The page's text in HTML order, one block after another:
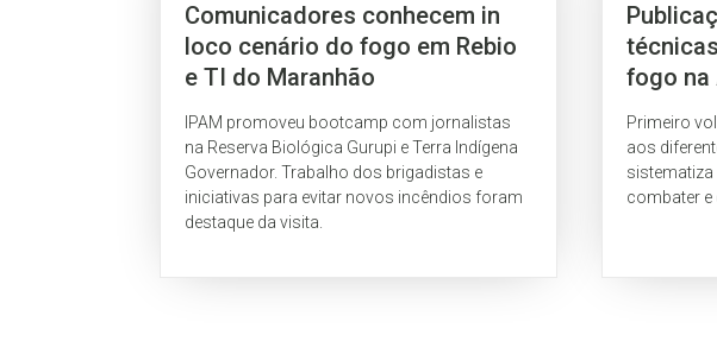
Comunicadores conhecem in
loco cenário do fogo em Rebio
e TI do Maranhão
IPAM promoveu bootcamp com jornalistas
na Reserva Biológica Gurupi e Terra Indígena
Governador. Trabalho dos brigadistas e
iniciativas para evitar novos incêndios foram
destaque da visita.
fogo na
Primeiro
aos
combater